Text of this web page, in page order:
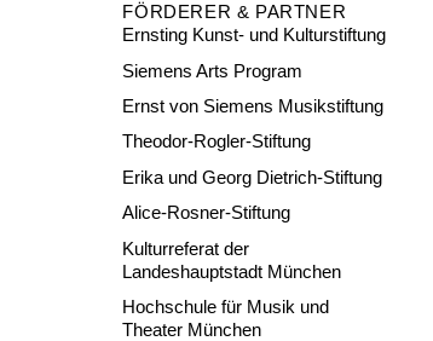
FÖRDERER & PARTNER
Ernsting Kunst- und Kulturstiftung
Siemens Arts Program
Ernst von Siemens Musikstiftung
Theodor-Rogler-Stiftung
Erika und Georg Dietrich-Stiftung
Alice-Rosner-Stiftung
Kulturreferat der
Landeshauptstadt München
Hochschule für Musik und
Theater München